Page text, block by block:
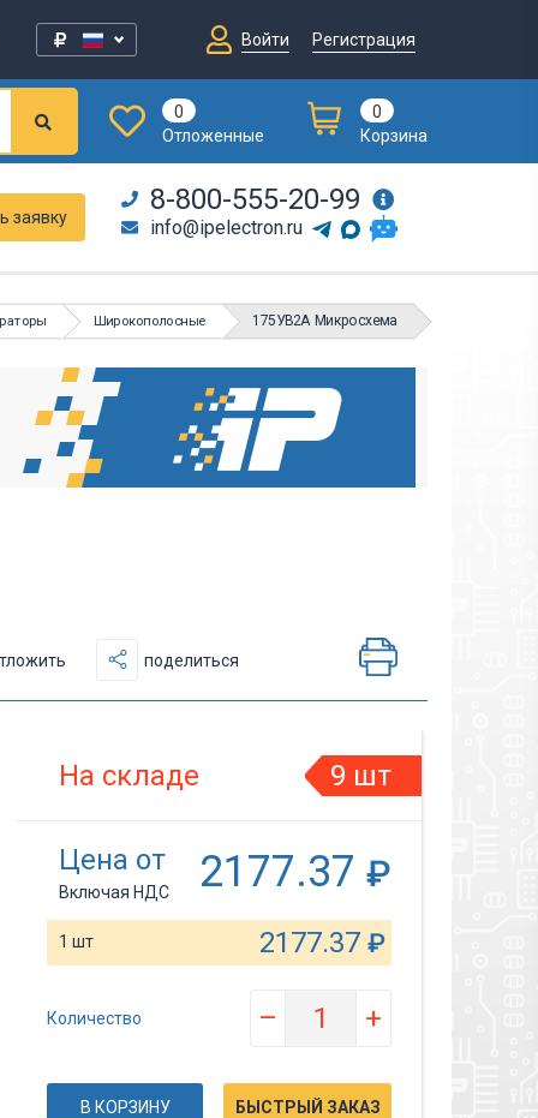
Войти Регистрация
0
Отложенные
0
Корзина
заявку
8-800-555-20-99
info@ipelectron.ru
Широкополосные 175УВ2А Микросхема
поделиться
На складе 9 шт
Цена от
Включая НДС 2177.37 ₽
1 шт 2177.37 ₽
Количество – +
В КОРЗИНУ БЫСТРЫЙ ЗАКАЗ